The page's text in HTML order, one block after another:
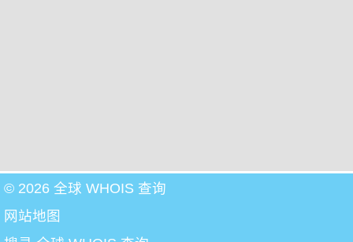
© 2026 全球 WHOIS 查询
网站地图